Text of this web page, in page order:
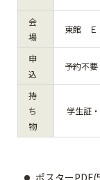
会
場
東館 Ｅ
申
込
予約不要
持
ち
物
学生証
ポスター